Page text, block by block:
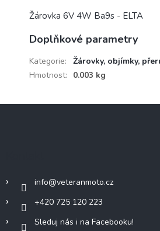
Žárovka 6V 4W Ba9s - ELTA
Doplňkové parametry
Kategorie:
Žárovky, objímky,
Hmotnost: 0.003 kg
info@veteranmoto.cz
+420 725 120 223
Sleduj nás i na Facebooku!